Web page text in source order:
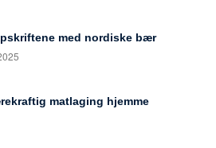
med nordiske bær
matlaging hjemme